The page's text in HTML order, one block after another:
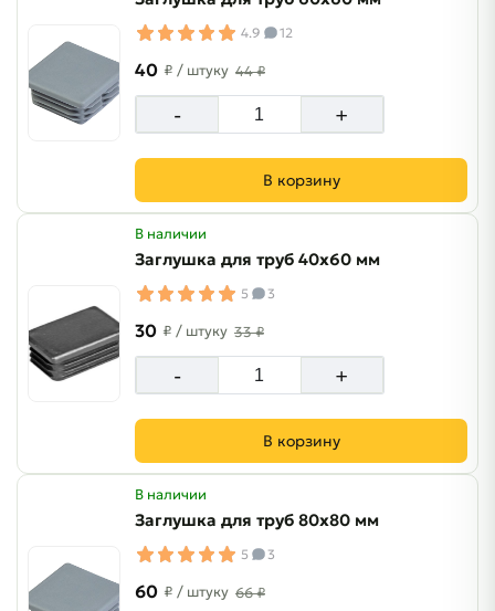
4.9 12
40 ₽ / штуку 44 ₽
- +
В корзину
В наличии
Заглушка для труб 40х60 мм
5 3
30 ₽ / штуку 33 ₽
- +
В корзину
В наличии
Заглушка для труб 80х80 мм
5 3
60 ₽ / штуку 66 ₽